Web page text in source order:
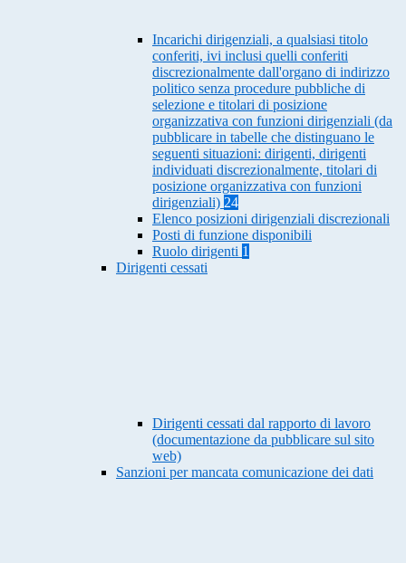
Incarichi dirigenziali, a qualsiasi titolo
conferiti, ivi inclusi quelli conferiti
discrezionalmente dall'organo di indirizzo
politico senza procedure pubbliche di
selezione e titolari di posizione
organizzativa con funzioni dirigenziali (da
pubblicare in tabelle che distinguano le
seguenti situazioni: dirigenti, dirigenti
individuati discrezionalmente, titolari di
posizione organizzativa con funzioni
dirigenziali) 24
Elenco posizioni dirigenziali discrezionali
Posti di funzione disponibili
Ruolo dirigenti 1
Dirigenti cessati
Dirigenti cessati dal rapporto di lavoro
(documentazione da pubblicare sul sito
web)
Sanzioni per mancata comunicazione dei dati